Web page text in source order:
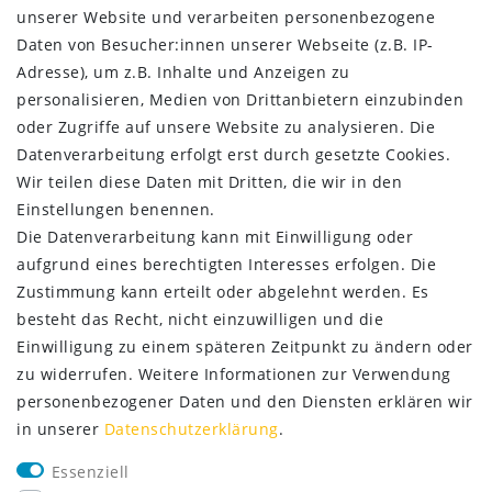
Impressum
Daten­schutz­erklärung
AGB
Kontakt
ZAHLUNG & VERSAND
SERVICE
Lieferung nur 2,95 €
unserer Website und verarbeiten personenbezogene
Daten von Besucher:innen unserer Webseite (z.B. IP-
Adresse), um z.B. Inhalte und Anzeigen zu
personalisieren, Medien von Drittanbietern einzubinden
oder Zugriffe auf unsere Website zu analysieren. Die
Datenverarbeitung erfolgt erst durch gesetzte Cookies.
Wir teilen diese Daten mit Dritten, die wir in den
Einstellungen benennen.
Die Datenverarbeitung kann mit Einwilligung oder
aufgrund eines berechtigten Interesses erfolgen. Die
Zustimmung kann erteilt oder abgelehnt werden. Es
besteht das Recht, nicht einzuwilligen und die
Einwilligung zu einem späteren Zeitpunkt zu ändern oder
zu widerrufen. Weitere Informationen zur Verwendung
personenbezogener Daten und den Diensten erklären wir
in unserer Daten­schutz­erklärung.
Essenziell